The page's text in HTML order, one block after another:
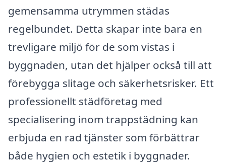
gemensamma utrymmen städas
regelbundet. Detta skapar inte bara en
trevligare miljö för de som vistas i
byggnaden, utan det hjälper också till att
förebygga slitage och säkerhetsrisker. Ett
professionellt städföretag med
specialisering inom trappstädning kan
erbjuda en rad tjänster som förbättrar
både hygien och estetik i byggnader.